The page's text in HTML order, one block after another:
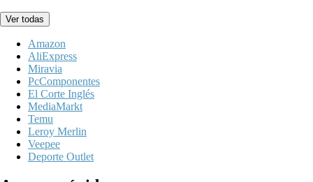
Ver todas
Amazon
AliExpress
Miravia
PcComponentes
El Corte Inglés
MediaMarkt
Temu
Leroy Merlin
Veepee
Deporte Outlet